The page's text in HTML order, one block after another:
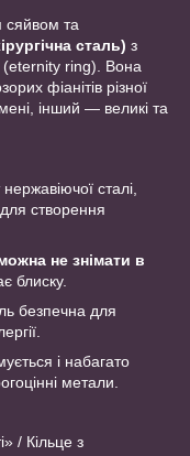
сяйвом та
сталь) з
(eternity ring). Вона
фіанітів різної
інший — великі та
сталі,
створення
не знімати в
блиску.
безпечна для
і набагато
метали.
/ Кільце з